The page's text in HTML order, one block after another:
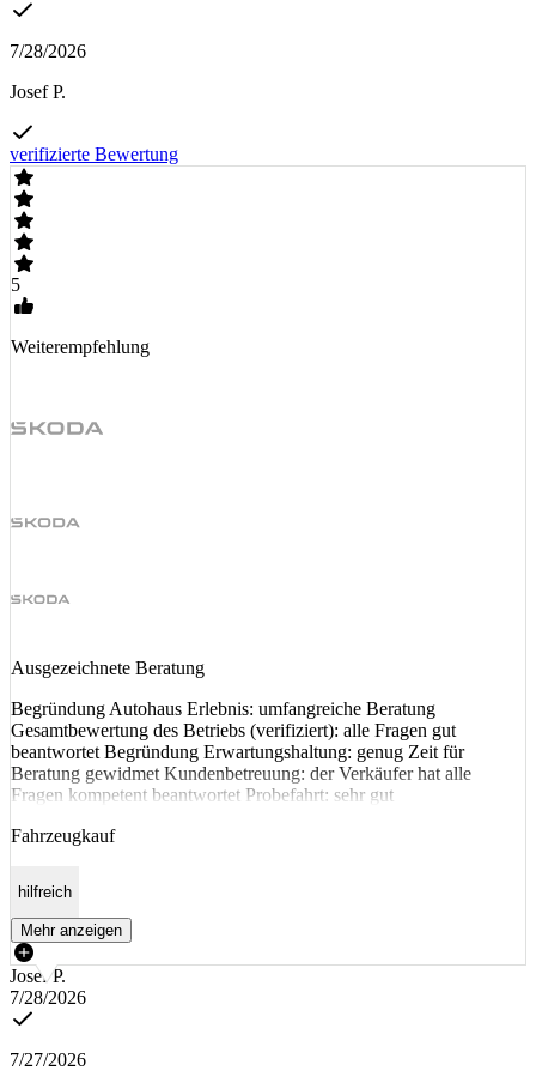
7/28/2026
Josef P.
verifizierte Bewertung
5
Weiterempfehlung
Ausgezeichnete Beratung
Begründung Autohaus Erlebnis: umfangreiche Beratung
Gesamtbewertung des Betriebs (verifiziert): alle Fragen gut
beantwortet Begründung Erwartungshaltung: genug Zeit für
Beratung gewidmet Kundenbetreuung: der Verkäufer hat alle
Fragen kompetent beantwortet Probefahrt: sehr gut
Fahrzeugkauf
hilfreich
Mehr anzeigen
Josef P.
7/28/2026
7/27/2026